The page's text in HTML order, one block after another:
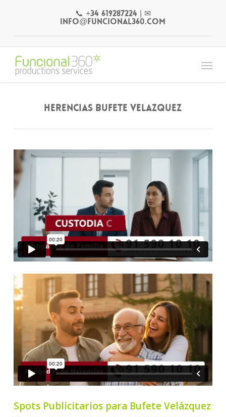
content
📞 +34 619287224| ✉
info@funcional360.com
Menu
HERENCIAS BUFETE VELAZQUEZ
Spots Publicitarios para Bufete Velázquez